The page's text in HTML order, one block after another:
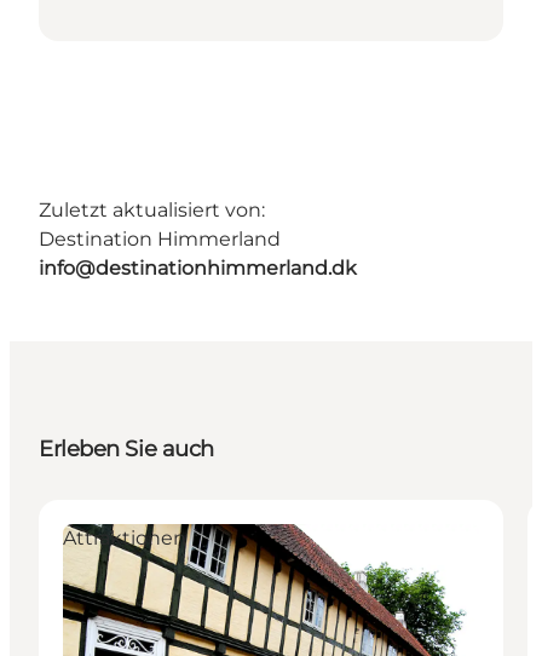
Zuletzt aktualisiert von:
Destination Himmerland
info@destinationhimmerland.dk
Erleben Sie auch
Attraktionen